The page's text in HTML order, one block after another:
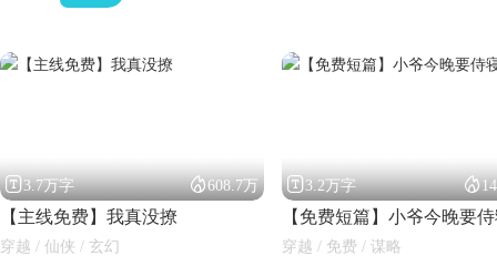
3.7万字 608.7万
【主线免费】我真没撩
穿越 / 仙侠 / 玄幻
3.2万字 
【免费短篇】小爷今晚要
穿越 / 免费 / 谋略